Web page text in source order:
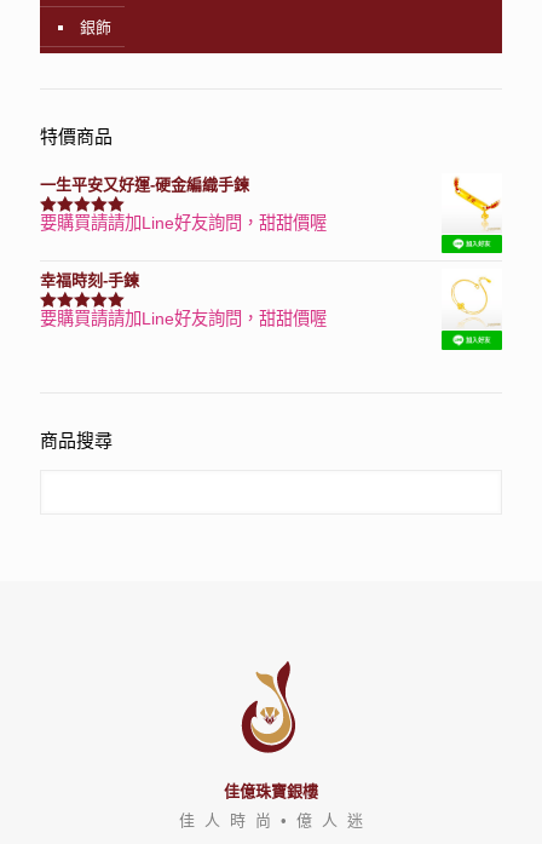
銀飾
特價商品
一生平安又好運-硬金編織手鍊
評分7740滿分 5
要購買請請加Line好友詢問，甜甜價喔
幸福時刻-手鍊
評分3150滿分 5
要購買請請加Line好友詢問，甜甜價喔
商品搜尋
佳億珠寶銀樓
佳 人 時 尚 • 億 人 迷